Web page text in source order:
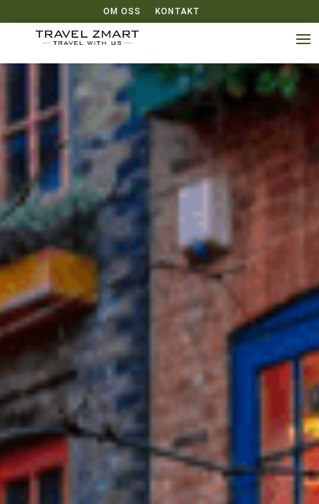
OM OSS KONTAKT